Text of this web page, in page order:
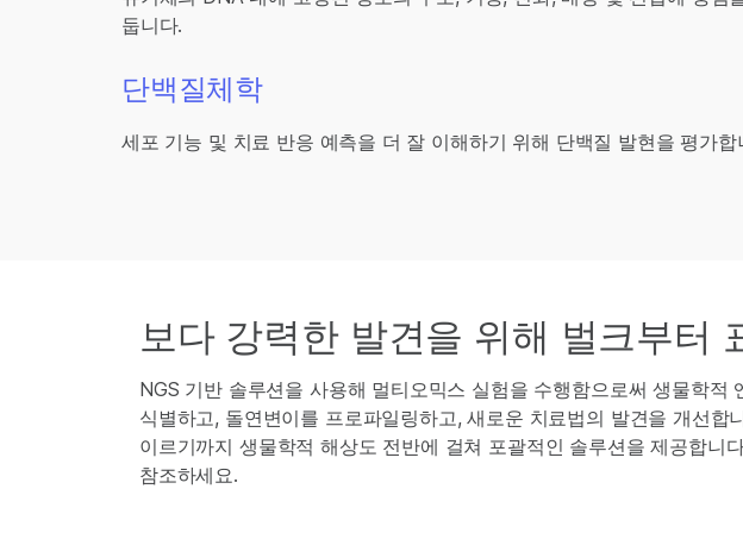
둡니다.
단백질체학
세포 기능 및 치료 반응 예측을 더 잘 이해하기 위해 단백질 발현을 평가합
보다 강력한 발견을 위해 벌크부터
NGS 기반 솔루션을 사용해 멀티오믹스 실험을 수행함으로써 생물학적
식별하고, 돌연변이를 프로파일링하고, 새로운 치료법의 발견을 개선
이르기까지 생물학적 해상도 전반에 걸쳐 포괄적인 솔루션을 제공합니
참조하세요.